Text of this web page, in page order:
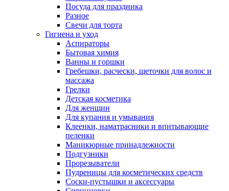
Посуда для праздника
Разное
Свечи для торта
Гигиена и уход
Аспираторы
Бытовая химия
Ванны и горшки
Гребешки, расчески, щеточки для волос и
массажа
Грелки
Детская косметика
Для женщин
Для купания и умывания
Клеенки, наматрасники и впитывающие
пеленки
Маникюрные принадлежности
Подгузники
Прорезыватели
Пудреницы для косметических средств
Соски-пустышки и аксессуары